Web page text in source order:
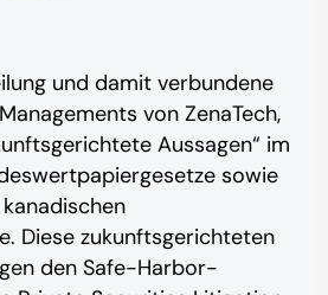
und damit verbundene
von ZenaTech,
Aussagen“ im
sowie
Diese zukunftsgerichteten
den Safe-Harbor-